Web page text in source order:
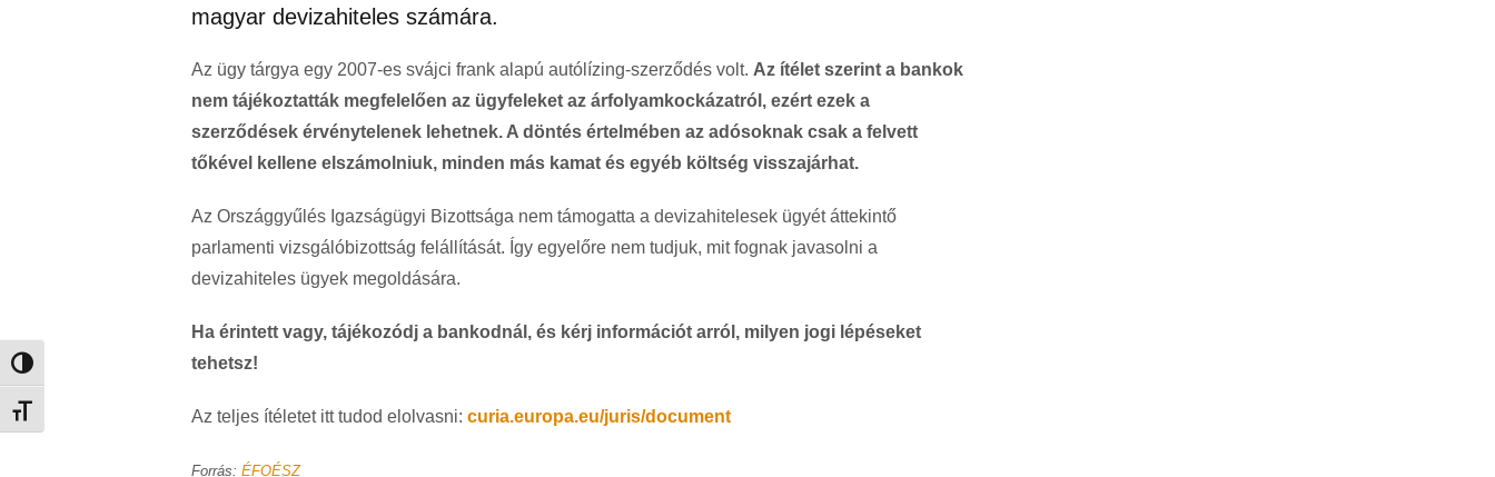
Nagy kontraszt váltása
Betűméret váltása
magyar devizahiteles számára.
Az ügy tárgya egy 2007-es svájci frank alapú autólízing-szerződés volt. Az ítélet szerint a bankok
nem tájékoztatták megfelelően az ügyfeleket az árfolyamkockázatról, ezért ezek a
szerződések érvénytelenek lehetnek. A döntés értelmében az adósoknak csak a felvett
tőkével kellene elszámolniuk, minden más kamat és egyéb költség visszajárhat.
Az Országgyűlés Igazságügyi Bizottsága nem támogatta a devizahitelesek ügyét áttekintő
parlamenti vizsgálóbizottság felállítását. Így egyelőre nem tudjuk, mit fognak javasolni a
devizahiteles ügyek megoldására.
Ha érintett vagy, tájékozódj a bankodnál, és kérj információt arról, milyen jogi lépéseket
tehetsz!
Az teljes ítéletet itt tudod elolvasni: curia.europa.eu/juris/document
Forrás: ÉFOÉSZ